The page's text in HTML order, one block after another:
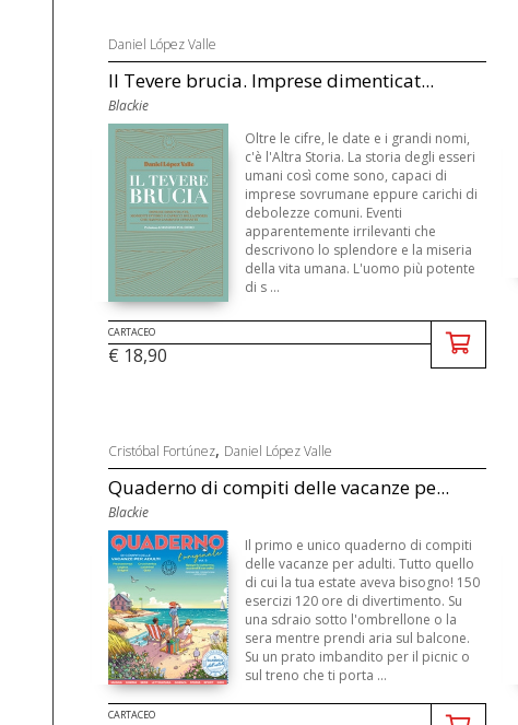
Daniel López Valle
Il Tevere brucia. Imprese dimenticat...
Blackie
Oltre le cifre, le date e i grandi nomi,
c'è l'Altra Storia. La storia degli esseri
umani così come sono, capaci di
imprese sovrumane eppure carichi di
debolezze comuni. Eventi
apparentemente irrilevanti che
descrivono lo splendore e la miseria
della vita umana. L'uomo più potente
di s ...
CARTACEO
€ 18,90
Cristóbal Fortúnez, Daniel López Valle
Quaderno di compiti delle vacanze pe...
Blackie
Il primo e unico quaderno di compiti
delle vacanze per adulti. Tutto quello
di cui la tua estate aveva bisogno! 150
esercizi 120 ore di divertimento. Su
una sdraio sotto l'ombrellone o la
sera mentre prendi aria sul balcone.
Su un prato imbandito per il picnic o
sul treno che ti porta ...
CARTACEO